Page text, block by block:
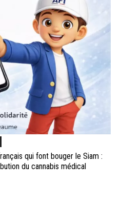
qui font bouger le Siam :
du cannabis médical